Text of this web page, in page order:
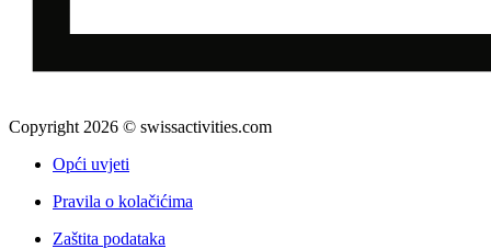
Copyright 2026 © swissactivities.com
Opći uvjeti
Pravila o kolačićima
Zaštita podataka